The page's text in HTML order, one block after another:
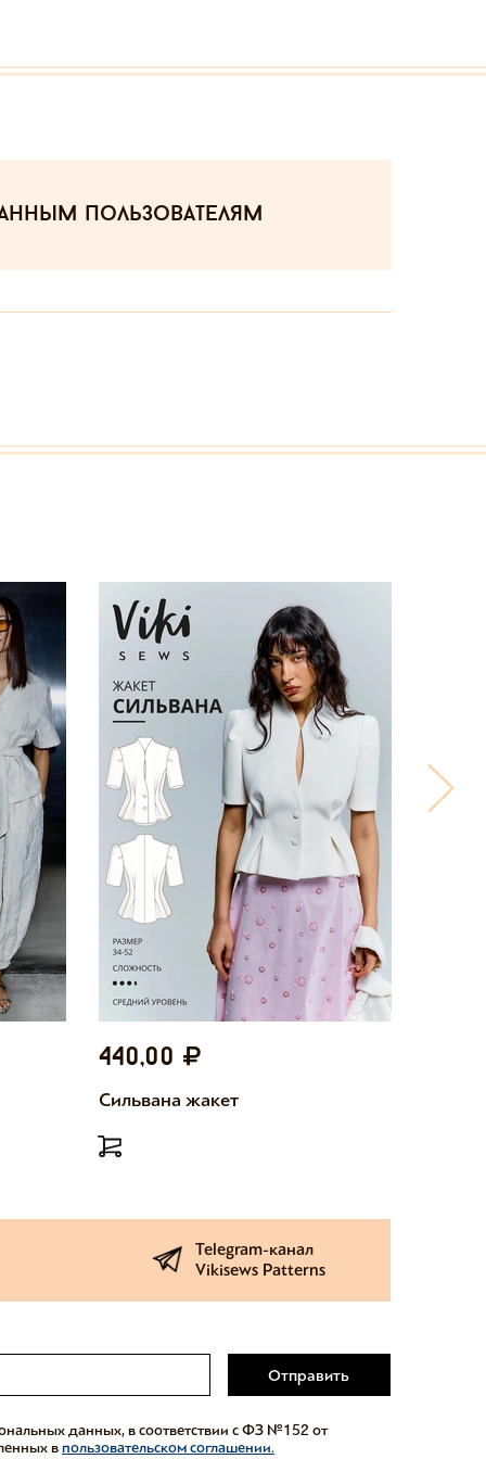
пользователям
440,00
Сильвана жакет
Telegram-канал
Vikisews Patterns
Отправить
данных, в соответствии с ФЗ №152 от
впользовательском соглашении.